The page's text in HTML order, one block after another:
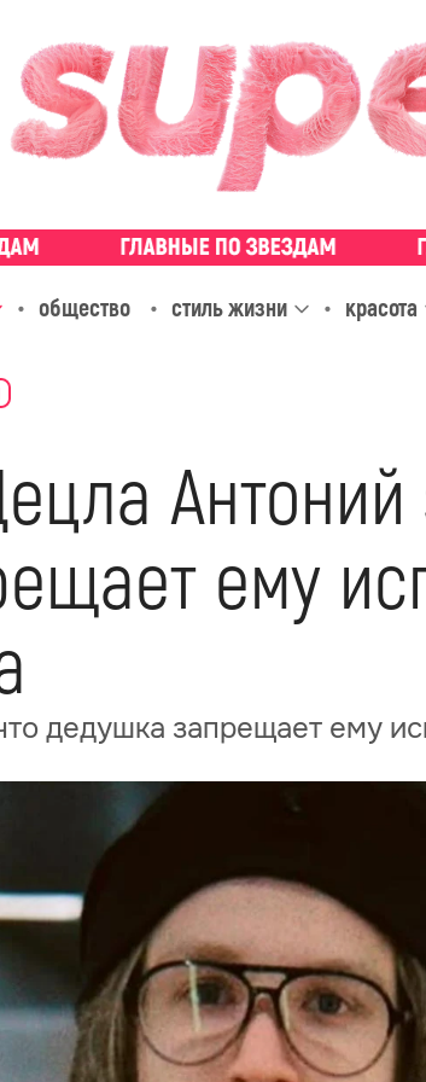
общество стиль жизни красота
Антоний
ему
дедушка запрещает ему